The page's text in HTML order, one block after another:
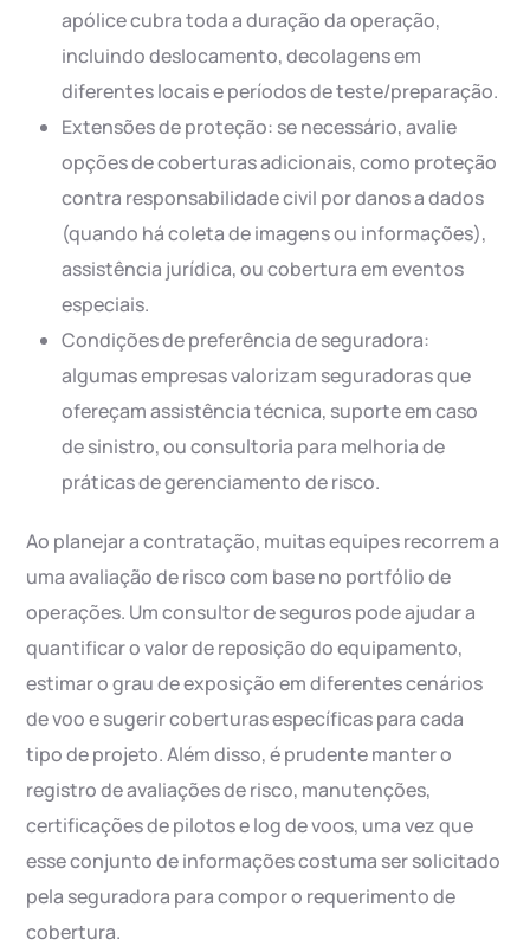
apólice cubra toda a duração da operação,
incluindo deslocamento, decolagens em
diferentes locais e períodos de teste/preparação.
Extensões de proteção: se necessário, avalie
opções de coberturas adicionais, como proteção
contra responsabilidade civil por danos a dados
(quando há coleta de imagens ou informações),
assistência jurídica, ou cobertura em eventos
especiais.
Condições de preferência de seguradora:
algumas empresas valorizam seguradoras que
ofereçam assistência técnica, suporte em caso
de sinistro, ou consultoria para melhoria de
práticas de gerenciamento de risco.
Ao planejar a contratação, muitas equipes recorrem a
uma avaliação de risco com base no portfólio de
operações. Um consultor de seguros pode ajudar a
quantificar o valor de reposição do equipamento,
estimar o grau de exposição em diferentes cenários
de voo e sugerir coberturas específicas para cada
tipo de projeto. Além disso, é prudente manter o
registro de avaliações de risco, manutenções,
certificações de pilotos e log de voos, uma vez que
esse conjunto de informações costuma ser solicitado
pela seguradora para compor o requerimento de
cobertura.